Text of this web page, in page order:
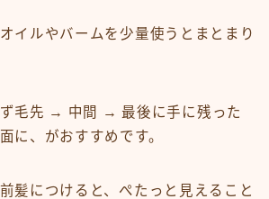
イルやバームを少量使うとまとまり
毛先 → 中間 → 最後に手に残った
に、がおすすめです。
髪につけると、ぺたっと見えること